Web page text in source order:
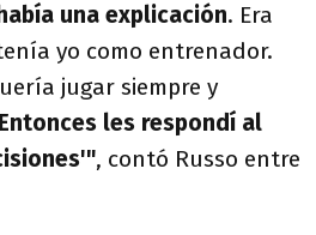
una explicación. Era
yo como entrenador.
jugar siempre y
Entonces les respondí al
, contó Russo entre